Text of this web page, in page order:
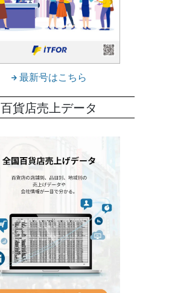
最新号はこちら
百貨店売上データ